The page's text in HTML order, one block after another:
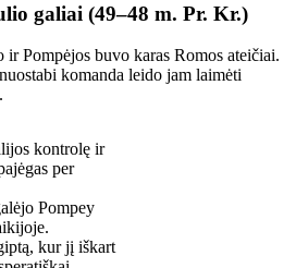
galiai (49–48 m. Pr. Kr.)
ir Pompėjos buvo karas Romos ateičiai.
komanda leido jam laimėti
kontrolę ir
per
Pompey
kur jį iškart